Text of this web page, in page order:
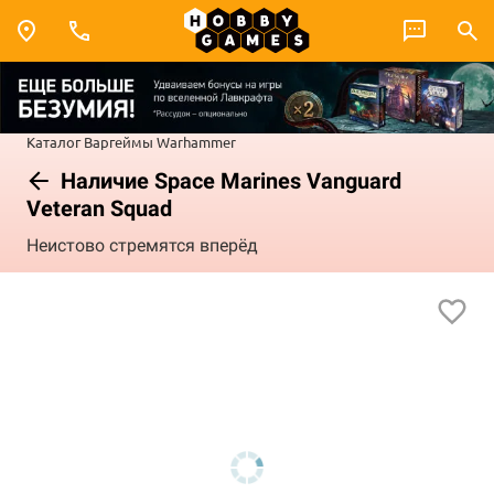
Каталог Варгеймы Warhammer
Наличие Space Marines Vanguard
Veteran Squad
Неистово стремятся вперёд